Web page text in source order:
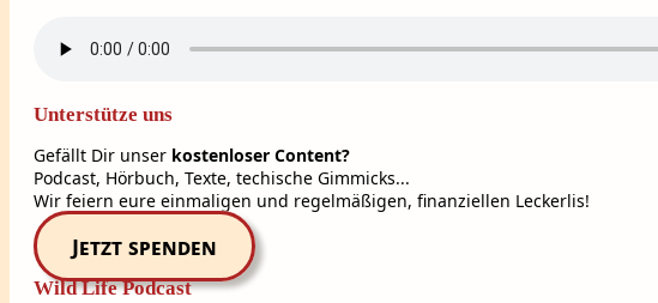
Unterstütze uns
Gefällt Dir unser kostenloser Content?
Podcast, Hörbuch, Texte, techische Gimmicks...
Wir feiern eure einmaligen und regelmäßigen, finanziellen Leckerlis!
Jetzt spenden
Wild Life Podcast